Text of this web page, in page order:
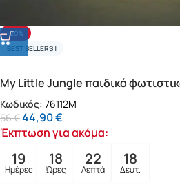
-20%
BEST SELLERS !
My Little Jungle παιδικό
Κωδικός: 76112M
56€44,90€
Έκπτωση για ακόμα:
19
Ημέρες
18
Ώρες
22
Λεπτά
16
Δευτ.